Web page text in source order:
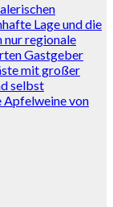
Lage und die
nur regionale
Gastgeber
mit großer
selbst
Apfelweine von